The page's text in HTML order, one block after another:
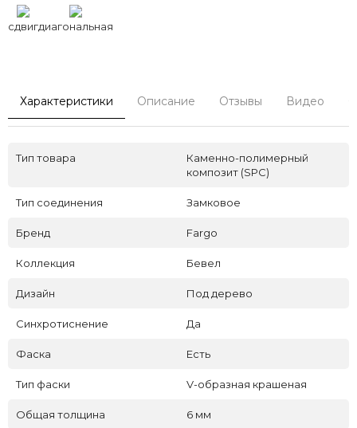
сдвигдиагональная
Характеристики Описание Отзывы Видео
Тип товара
Каменно-полимерный
композит (SPC)
Тип соединения Замковое
Бренд Fargo
Коллекция Бевел
Дизайн Под дерево
Синхротиснение Да
Фаска Есть
Тип фаски V-образная крашеная
Общая толщина 6 мм